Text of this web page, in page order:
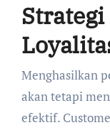
Menghasilkan
akan tetapi
efektif.